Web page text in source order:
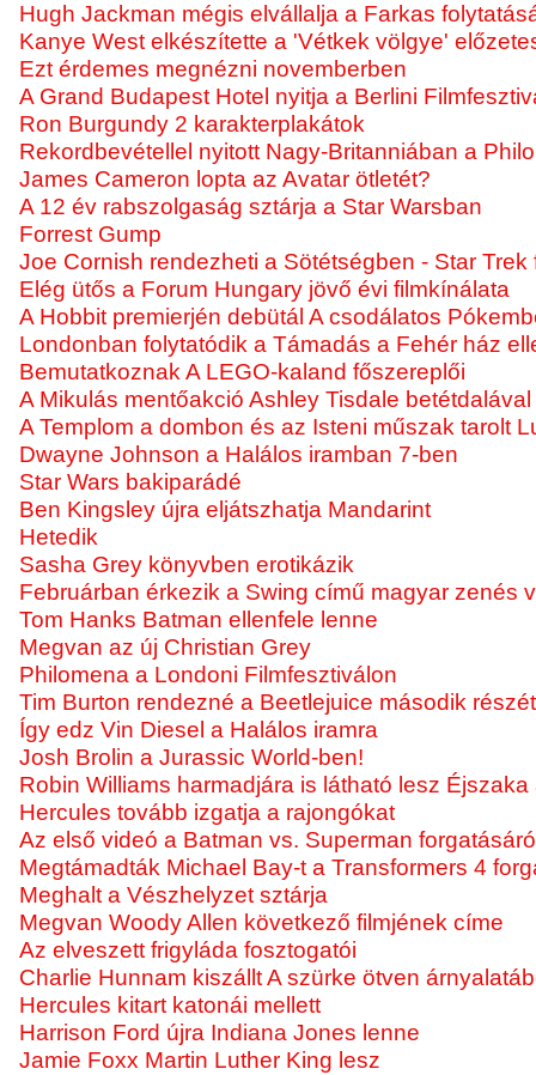
Hugh Jackman mégis elvállalja a Farkas
Kanye West elkészítette a 'Vétkek völgye'
Ezt érdemes megnézni novemberben
A Grand Budapest Hotel nyitja a Berlini
Ron Burgundy 2 karakterplakátok
Rekordbevétellel nyitott Nagy-Britanniában a
James Cameron lopta az Avatar ötletét?
A 12 év rabszolgaság sztárja a Star Warsban
Forrest Gump
Joe Cornish rendezheti a Sötétségben - Star Trek
Elég ütős a Forum Hungary jövő évi filmkínálata
A Hobbit premierjén debütál A csodálatos
Londonban folytatódik a Támadás a Fehér ház
Bemutatkoznak A LEGO-kaland főszereplői
A Mikulás mentőakció Ashley Tisdale
A Templom a dombon és az Isteni műszak tarolt
Dwayne Johnson a Halálos iramban 7-ben
Star Wars bakiparádé
Ben Kingsley újra eljátszhatja Mandarint
Hetedik
Sasha Grey könyvben erotikázik
Februárban érkezik a Swing című magyar zenés
Tom Hanks Batman ellenfele lenne
Megvan az új Christian Grey
Philomena a Londoni Filmfesztiválon
Tim Burton rendezné a Beetlejuice második
Így edz Vin Diesel a Halálos iramra
Josh Brolin a Jurassic World-ben!
Robin Williams harmadjára is látható lesz
Hercules tovább izgatja a rajongókat
Az első videó a Batman vs. Superman
Megtámadták Michael Bay-t a Transformers 4
Meghalt a Vészhelyzet sztárja
Megvan Woody Allen következő filmjének címe
Az elveszett frigyláda fosztogatói
Charlie Hunnam kiszállt A szürke ötven
Hercules kitart katonái mellett
Harrison Ford újra Indiana Jones lenne
Jamie Foxx Martin Luther King lesz